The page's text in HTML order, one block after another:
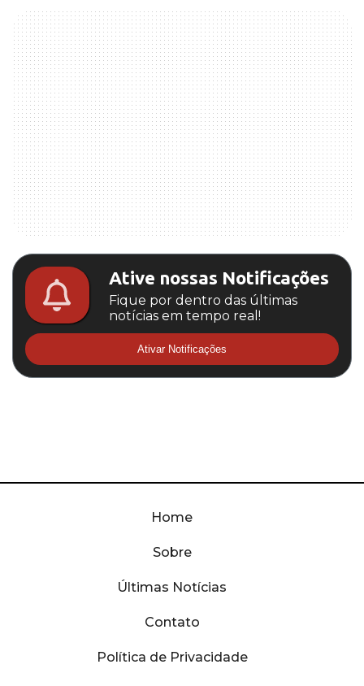
Ative nossas Notificações
Fique por dentro das últimas
notícias em tempo real!
Ativar Notificações
Home
Sobre
Últimas Notícias
Contato
Política de Privacidade